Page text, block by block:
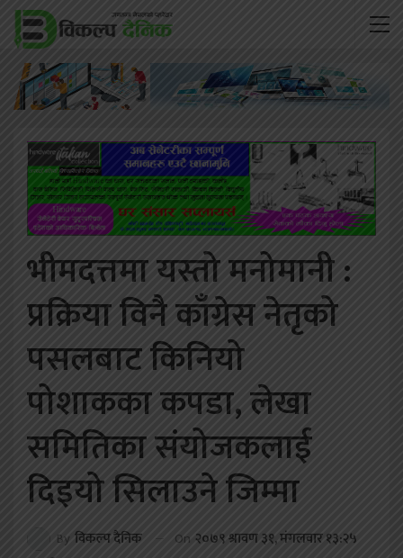
भीमदत्तमा यस्तो मनोमानी :
प्रक्रिया विनै काँग्रेस नेतृको
पसलबाट किनियो
पोशाकका कपडा, लेखा
समितिका संयोजकलाई
दिइयो सिलाउने जिम्मा
By विकल्प दैनिक On २०७९ श्रावण ३१, मंगलवार १३:२५